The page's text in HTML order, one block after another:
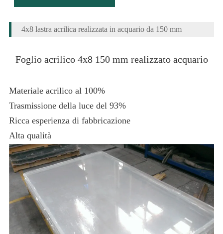
4x8 lastra acrilica realizzata in acquario da 150 mm
Foglio acrilico 4x8 150 mm realizzato acquario
Materiale acrilico al 100%
Trasmissione della luce del 93%
Ricca esperienza di fabbricazione
Alta qualità